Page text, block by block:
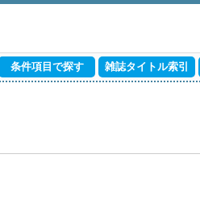
条件項目で探す 雑誌タイトル索引